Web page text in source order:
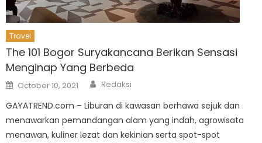
Travel
The 101 Bogor Suryakancana Berikan Sensasi
Menginap Yang Berbeda
Posted
on
October 10, 2021 Author
Redaksi
GAYATREND.com – Liburan di kawasan berhawa sejuk dan
menawarkan pemandangan alam yang indah, agrowisata
menawan, kuliner lezat dan kekinian serta spot-spot